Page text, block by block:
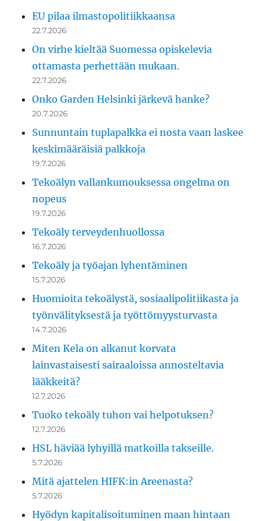
EU pilaa ilmastopolitiikkaansa
22.7.2026
On virhe kieltää Suomessa opiskelevia
ottamasta perhettään mukaan.
22.7.2026
Onko Garden Helsinki järkevä hanke?
20.7.2026
Sunnuntain tuplapalkka ei nosta vaan laskee
keskimääräisiä palkkoja
19.7.2026
Tekoälyn vallankumouksessa ongelma on
nopeus
19.7.2026
Tekoäly terveydenhuollossa
16.7.2026
Tekoäly ja työajan lyhentäminen
15.7.2026
Huomioita tekoälystä, sosiaalipolitiikasta ja
työnvälityksestä ja työttömyysturvasta
14.7.2026
Miten Kela on alkanut korvata
lainvastaisesti sairaaloissa annosteltavia
lääkkeitä?
12.7.2026
Tuoko tekoäly tuhon vai helpotuksen?
12.7.2026
HSL häviää lyhyillä matkoilla takseille.
5.7.2026
Mitä ajattelen HIFK:in Areenasta?
5.7.2026
Hyödyn kapitalisoituminen maan hintaan